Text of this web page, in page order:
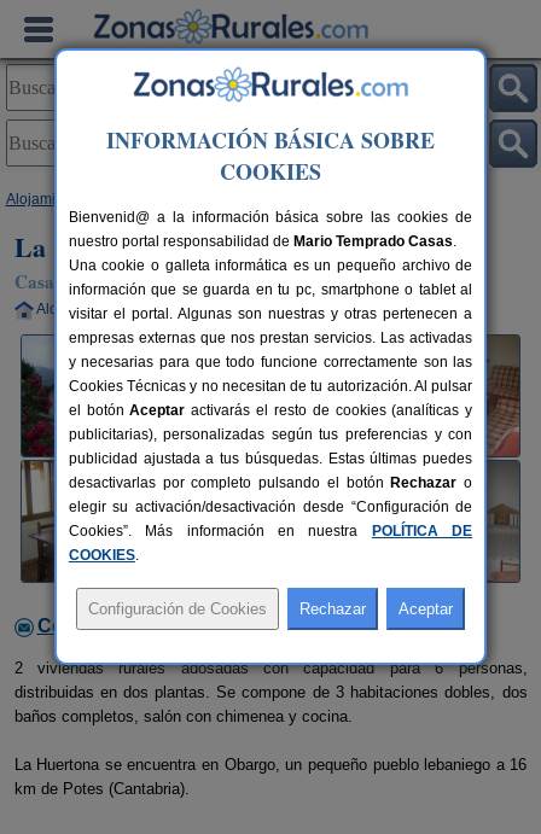
Alojamientos
La Huertona
Casa Rural en Obargo / Pesaguero (Cantabria)
Alquiler completo 12 plazas 130 km de Santander
Contactar con el alojamiento
2 viviendas rurales adosadas con capacidad para 6 personas,
distribuidas en dos plantas. Se compone de 3 habitaciones dobles, dos
baños completos, salón con chimenea y cocina.
La Huertona se encuentra en Obargo, un pequeño pueblo lebaniego a 16
km de Potes (Cantabria).
INFORMACIÓN BÁSICA SOBRE
COOKIES
Bienvenid@ a la información básica sobre las cookies de
nuestro portal responsabilidad de Mario Temprado Casas.
Una cookie o galleta informática es un pequeño archivo de
información que se guarda en tu pc, smartphone o tablet al
visitar el portal. Algunas son nuestras y otras pertenecen a
empresas externas que nos prestan servicios. Las activadas
y necesarias para que todo funcione correctamente son las
Cookies Técnicas y no necesitan de tu autorización. Al pulsar
el botónAceptar activarás el resto de cookies (analíticas y
publicitarias), personalizadas según tus preferencias y con
publicidad ajustada a tus búsquedas. Estas últimas puedes
desactivarlas por completo pulsando el botón Rechazar o
elegir su activación/desactivación desde “Configuración de
Cookies”. Más información en nuestra
POLÍTICA DE
COOKIES.